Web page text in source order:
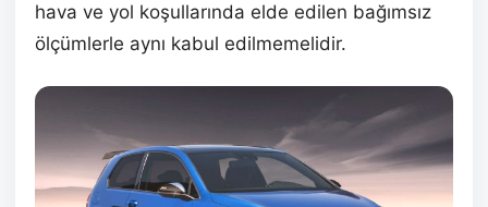
hava ve yol koşullarında elde edilen bağımsız
ölçümlerle aynı kabul edilmemelidir.